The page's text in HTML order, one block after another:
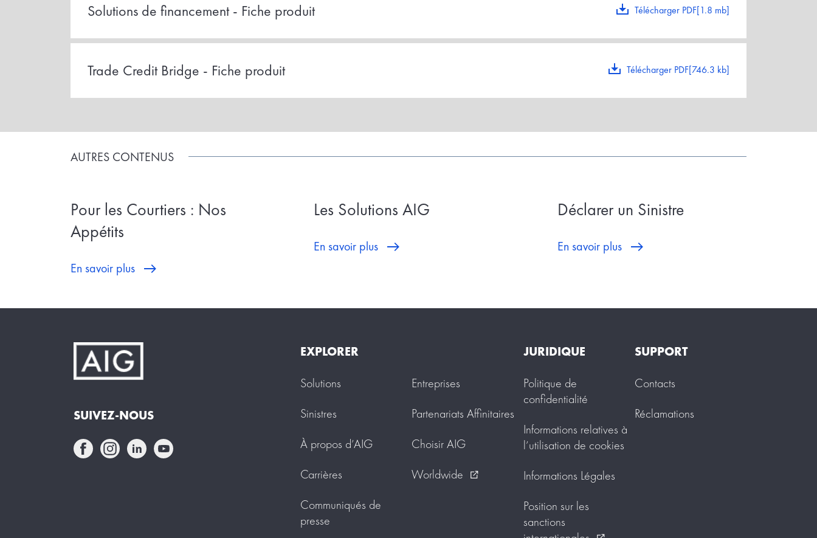
Télécharger PDF[1.8 mb]
Solutions de financement - Fiche produit
Télécharger PDF[746.3 kb]
Trade Credit Bridge - Fiche produit
AUTRES CONTENUS
Pour les Courtiers : Nos
Appétits
En savoir plus
Les Solutions AIG
En savoir plus
Déclarer un Sinistre
En savoir plus
SUIVEZ-NOUS
EXPLORER
Solutions
Sinistres
À propos d’AIG
Carrières
Communiqués de
presse
Entreprises
Partenariats Affinitaires
Choisir AIG
Worldwide
external_link
JURIDIQUE
Politique de
confidentialité
Informations relatives à
l’utilisation de cookies
Informations Légales
Position sur les
sanctions
SUPPORT
Contacts
Réclamations